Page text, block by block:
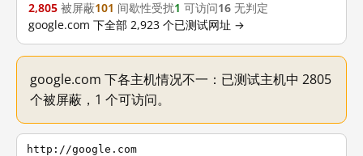
2,805 被屏蔽101 间歇性受扰1 可访问16 无判定
google.com 下全部 2,923 个已测试网址 →
google.com 下各主机情况不一：已测试主机中 2805
个被屏蔽，1 个可访问。
http://google.com